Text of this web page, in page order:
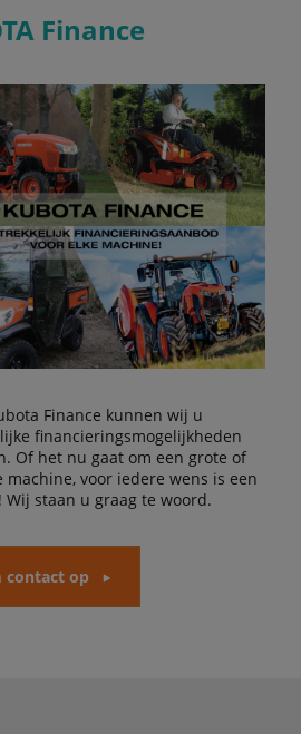
Finance
Finance kunnen wij u
financieringsmogelijkheden
Of het nu gaat om een grote of
machine, voor iedere wens is een
Wij staan u graag te woord.
contact op